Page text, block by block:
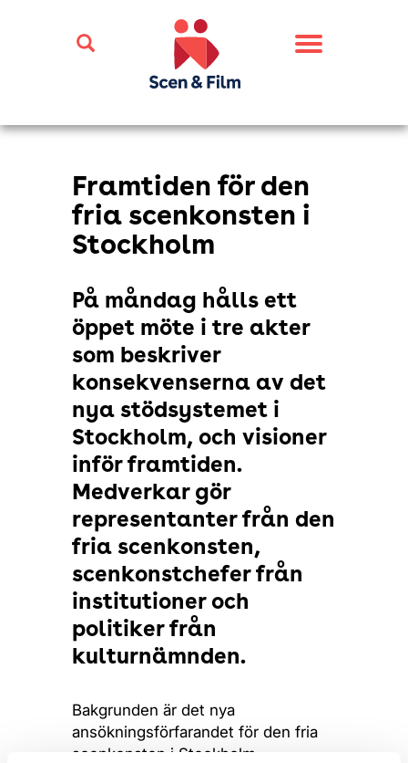
Toggle
Framtiden för den
fria scenkonsten i
Stockholm
På måndag hålls ett
öppet möte i tre akter
som beskriver
konsekvenserna av det
nya stödsystemet i
Stockholm, och visioner
inför framtiden.
Medverkar gör
representanter från den
fria scenkonsten,
scenkonstchefer från
institutioner och
politiker från
kulturnämnden.
Bakgrunden är det nya
ansökningsförfarandet för den fria
scenkonsten i Stockholm.